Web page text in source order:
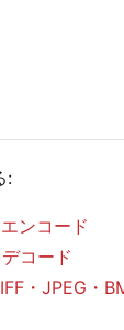
:
ンコード
コード
・JPEG・